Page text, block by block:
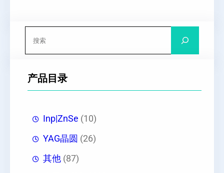
产品目录
Inp|ZnSe (10)
YAG晶圆 (26)
其他 (87)